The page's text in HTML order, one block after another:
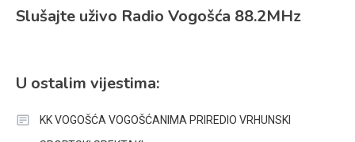
Slušajte uživo Radio Vogošća 88.2MHz
U ostalim vijestima:
KK VOGOŠĆA VOGOŠĆANIMA PRIREDIO VRHUNSKI